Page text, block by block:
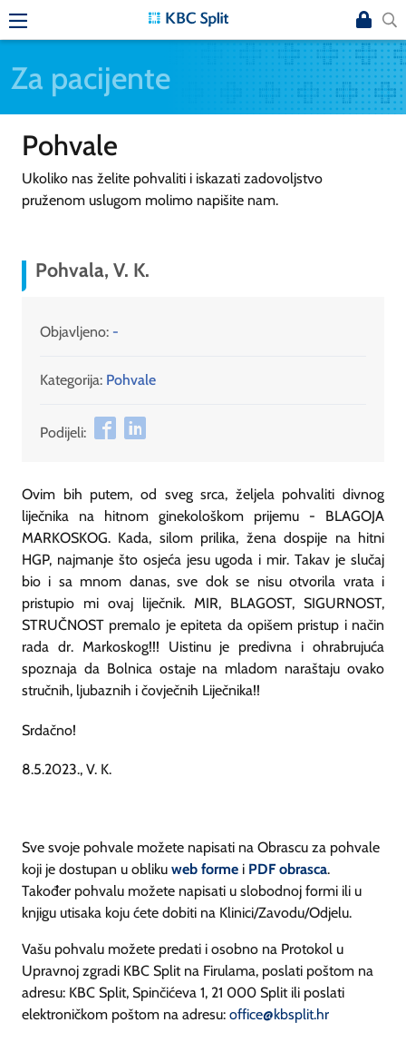
Za pacijente
Pohvale
Ukoliko nas želite pohvaliti i iskazati zadovoljstvo
pruženom uslugom molimo napišite nam.
Pohvala, V. K.
Objavljeno: -
Kategorija: Pohvale
Podijeli:
Ovim bih putem, od sveg srca, željela pohvaliti divnog
liječnika na hitnom ginekološkom prijemu - BLAGOJA
MARKOSKOG. Kada, silom prilika, žena dospije na hitni
HGP, najmanje što osjeća jesu ugoda i mir. Takav je slučaj
bio i sa mnom danas, sve dok se nisu otvorila vrata i
pristupio mi ovaj liječnik. MIR, BLAGOST, SIGURNOST,
STRUČNOST premalo je epiteta da opišem pristup i način
rada dr. Markoskog!!! Uistinu je predivna i ohrabrujuća
spoznaja da Bolnica ostaje na mladom naraštaju ovako
stručnih, ljubaznih i čovječnih Liječnika!!
Srdačno!
8.5.2023., V. K.
Sve svoje pohvale možete napisati na Obrascu za pohvale
koji je dostupan u obliku web forme i PDF obrasca.
Također pohvalu možete napisati u slobodnoj formi ili u
knjigu utisaka koju ćete dobiti na Klinici/Zavodu/Odjelu.
Vašu pohvalu možete predati i osobno na Protokol u
Upravnoj zgradi KBC Split na Firulama, poslati poštom na
adresu: KBC Split, Spinčićeva 1, 21 000 Split ili poslati
elektroničkom poštom na adresu: office@kbsplit.hr